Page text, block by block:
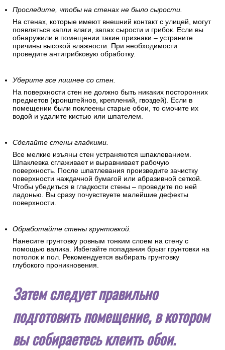
Проследите, чтобы на стенах не было сырости.
На стенах, которые имеют внешний контакт с улицей, могут
появляться капли влаги, запах сырости и грибок. Если вы
обнаружили в помещении такие признаки – устраните
причины высокой влажности. При необходимости
проведите антигрибковую обработку.
Уберите все лишнее со стен.
На поверхности стен не должно быть никаких посторонних
предметов (кронштейнов, креплений, гвоздей). Если в
помещении были поклеены старые обои, то смочите их
водой и удалите кистью или шпателем.
Сделайте стены гладкими.
Все мелкие изъяны стен устраняются шпаклеванием.
Шпаклевка сглаживает и выравнивает рабочую
поверхность. После шпатлевания произведите зачистку
поверхности наждачной бумагой или абразивной сеткой.
Чтобы убедиться в гладкости стены – проведите по ней
ладонью. Вы сразу почувствуете малейшие дефекты
поверхности.
Обработайте стены грунтовкой.
Нанесите грунтовку ровным тонким слоем на стену с
помощью валика. Избегайте попадания брызг грунтовки на
потолок и пол. Рекомендуется выбирать грунтовку
глубокого проникновения.
Затем следует правильно
подготовить помещение, в котором
вы собираетесь клеить обои.